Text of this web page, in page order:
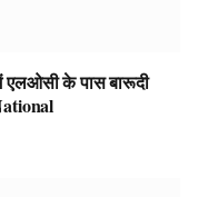
के पास बारूदी